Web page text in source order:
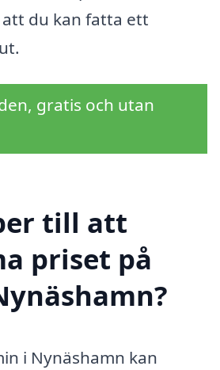
att du kan fatta ett
gratis och utan
till att
priset på
i Nynäshamn kan